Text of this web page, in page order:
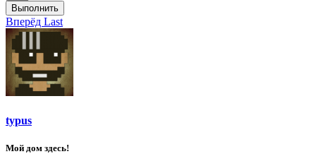
Выполнить
Вперёд Last
typus
Мой дом здесь!